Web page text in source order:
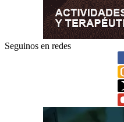
Seguinos en redes